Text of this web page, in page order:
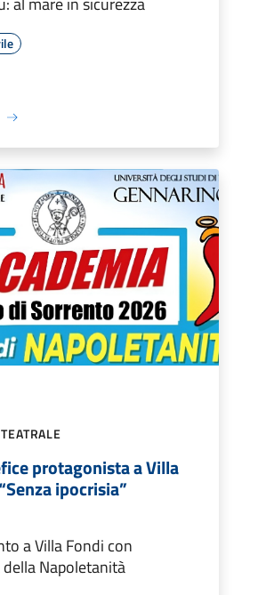
protagonista a Villa
ipocrisia”
a Villa Fondi con
Napoletanità